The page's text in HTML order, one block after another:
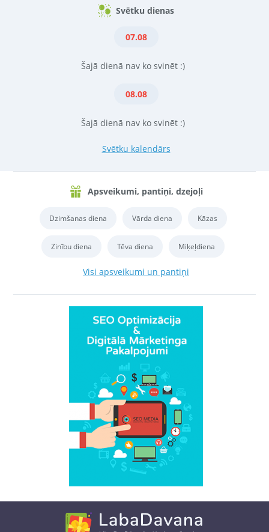
Svētku dienas
07.08
Šajā dienā nav ko svinēt :)
08.08
Šajā dienā nav ko svinēt :)
Svētku kalendārs
Apsveikumi, pantiņi, dzejoļi
Dzimšanas diena Vārda diena Kāzas
Zinību diena Tēva diena Miķeļdiena
Visi apsveikumi un pantiņi